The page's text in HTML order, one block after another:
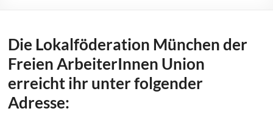
Die Lokalföderation München der
Freien ArbeiterInnen Union
erreicht ihr unter folgender
Adresse: